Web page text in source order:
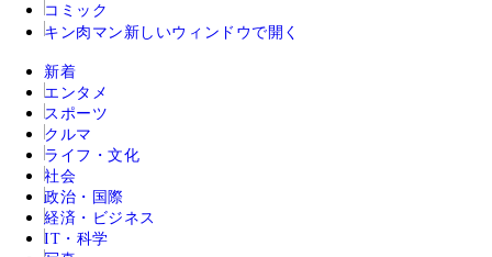
コミック
キン肉マン 新しいウィンドウで開く
新着
エンタメ
スポーツ
クルマ
ライフ・文化
社会
政治・国際
経済・ビジネス
IT・科学